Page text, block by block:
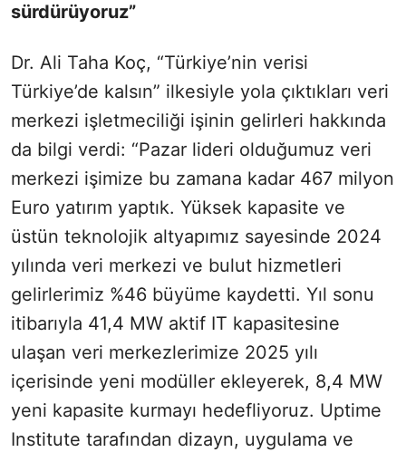
sürdürüyoruz”
Dr. Ali Taha Koç, “Türkiye’nin verisi
Türkiye’de kalsın” ilkesiyle yola çıktıkları veri
merkezi işletmeciliği işinin gelirleri hakkında
da bilgi verdi: “Pazar lideri olduğumuz veri
merkezi işimize bu zamana kadar 467 milyon
Euro yatırım yaptık. Yüksek kapasite ve
üstün teknolojik altyapımız sayesinde 2024
yılında veri merkezi ve bulut hizmetleri
gelirlerimiz %46 büyüme kaydetti. Yıl sonu
itibarıyla 41,4 MW aktif IT kapasitesine
ulaşan veri merkezlerimize 2025 yılı
içerisinde yeni modüller ekleyerek, 8,4 MW
yeni kapasite kurmayı hedefliyoruz. Uptime
Institute tarafından dizayn, uygulama ve